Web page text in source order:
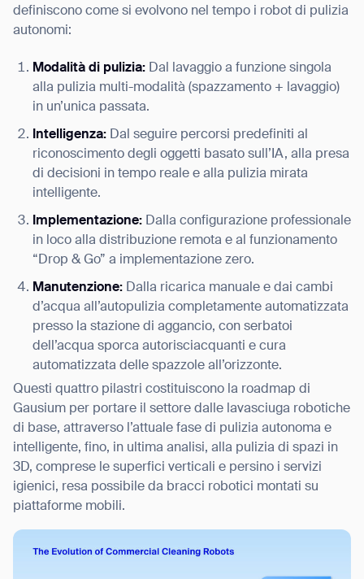
definiscono come si evolvono nel tempo i robot di pulizia
autonomi:
Modalità di pulizia: Dal lavaggio a funzione singola
alla pulizia multi-modalità (spazzamento + lavaggio)
in un’unica passata.
Intelligenza: Dal seguire percorsi predefiniti al
riconoscimento degli oggetti basato sull’IA, alla presa
di decisioni in tempo reale e alla pulizia mirata
intelligente.
Implementazione: Dalla configurazione professionale
in loco alla distribuzione remota e al funzionamento
“Drop & Go” a implementazione zero.
Manutenzione: Dalla ricarica manuale e dai cambi
d’acqua all’autopulizia completamente automatizzata
presso la stazione di aggancio, con serbatoi
dell’acqua sporca autorisciacquanti e cura
automatizzata delle spazzole all’orizzonte.
Questi quattro pilastri costituiscono la roadmap di
Gausium per portare il settore dalle lavasciuga robotiche
di base, attraverso l’attuale fase di pulizia autonoma e
intelligente, fino, in ultima analisi, alla pulizia di spazi in
3D, comprese le superfici verticali e persino i servizi
igienici, resa possibile da bracci robotici montati su
piattaforme mobili.